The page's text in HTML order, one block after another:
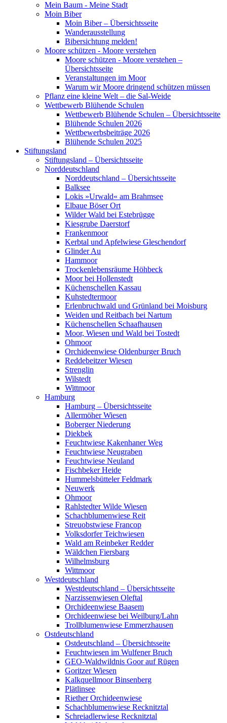
Mein Baum - Meine Stadt
Moin Biber
Moin Biber – Übersichtsseite
Wanderausstellung
Bibersichtung melden!
Moore schützen - Moore verstehen
Moore schützen - Moore verstehen –
Übersichtsseite
Veranstaltungen im Moor
Warum wir Moore dringend schützen müssen
Pflanz eine kleine Welt – die Sal-Weide
Wettbewerb Blühende Schulen
Wettbewerb Blühende Schulen – Übersichtsseite
Blühende Schulen 2026
Wettbewerbsbeiträge 2026
Blühende Schulen 2025
Stiftungsland
Stiftungsland – Übersichtsseite
Norddeutschland
Norddeutschland – Übersichtsseite
Balksee
Lokis »Urwald« am Brahmsee
Elbaue Böser Ort
Wilder Wald bei Estebrügge
Kiesgrube Daerstorf
Frankenmoor
Kerbtal und Apfelwiese Gleschendorf
Glinder Au
Hammoor
Trockenlebensräume Höhbeck
Moor bei Hollenstedt
Küchenschellen Kassau
Kuhstedtermoor
Erlenbruchwald und Grünland bei Moisburg
Weiden und Reitbach bei Nartum
Küchenschellen Schaafhausen
Moor, Wiesen und Wald bei Tostedt
Ohmoor
Orchideenwiese Oldenburger Bruch
Reddebeitzer Wiesen
Strenglin
Wilstedt
Wittmoor
Hamburg
Hamburg – Übersichtsseite
Allermöher Wiesen
Boberger Niederung
Diekbek
Feuchtwiese Kakenhaner Weg
Feuchtwiese Neugraben
Feuchtwiese Neuland
Fischbeker Heide
Hummelsbütteler Feldmark
Neuwerk
Ohmoor
Rahlstedter Wilde Wiesen
Schachblumenwiese Reit
Streuobstwiese Francop
Volksdorfer Teichwiesen
Wald am Reinbeker Redder
Wäldchen Fiersbarg
Wilhelmsburg
Wittmoor
Westdeutschland
Westdeutschland – Übersichtsseite
Narzissenwiesen Oleftal
Orchideenwiese Baasem
Orchideenwiese bei Weilburg/Lahn
Trollblumenwiese Emmerzhausen
Ostdeutschland
Ostdeutschland – Übersichtsseite
Feuchtwiesen im Wulfener Bruch
GEO-Waldwildnis Goor auf Rügen
Goritzer Wiesen
Kalkquellmoor Binsenberg
Plätlinsee
Riether Orchideenwiese
Schachblumenwiese Recknitztal
Schreiadlerwiese Recknitztal